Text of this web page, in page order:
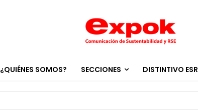
¿QUIÉNES SOMOS? SECCIONES DISTINTIVO ESR